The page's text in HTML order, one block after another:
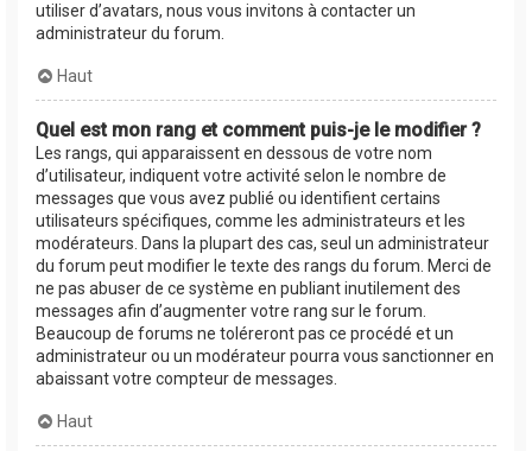
utiliser d’avatars, nous vous invitons à contacter un
administrateur du forum.
Haut
Quel est mon rang et comment puis-je le modifier ?
Les rangs, qui apparaissent en dessous de votre nom
d’utilisateur, indiquent votre activité selon le nombre de
messages que vous avez publié ou identifient certains
utilisateurs spécifiques, comme les administrateurs et les
modérateurs. Dans la plupart des cas, seul un administrateur
du forum peut modifier le texte des rangs du forum. Merci de
ne pas abuser de ce système en publiant inutilement des
messages afin d’augmenter votre rang sur le forum.
Beaucoup de forums ne toléreront pas ce procédé et un
administrateur ou un modérateur pourra vous sanctionner en
abaissant votre compteur de messages.
Haut